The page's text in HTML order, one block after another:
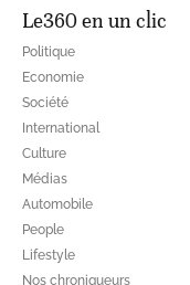
Le360 en un clic
Politique
Economie
Société
International
Culture
Médias
Automobile
People
Lifestyle
Nos chroniqueurs